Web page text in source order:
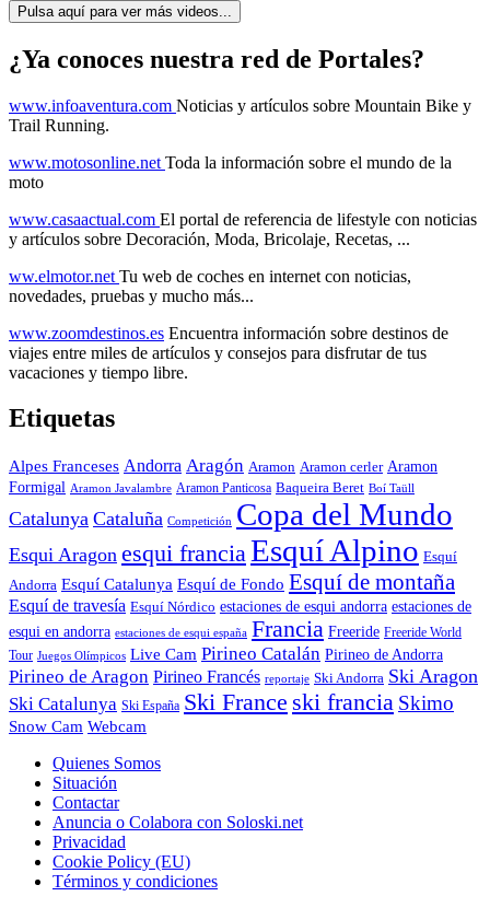
Pulsa aquí para ver más videos...
¿Ya conoces nuestra red de Portales?
www.infoaventura.com Noticias y artículos sobre Mountain Bike y
Trail Running.
www.motosonline.net Toda la información sobre el mundo de la
moto
www.casaactual.com El portal de referencia de lifestyle con noticias
y artículos sobre Decoración, Moda, Bricolaje, Recetas, ...
ww.elmotor.net Tu web de coches en internet con noticias,
novedades, pruebas y mucho más...
www.zoomdestinos.es Encuentra información sobre destinos de
viajes entre miles de artículos y consejos para disfrutar de tus
vacaciones y tiempo libre.
Etiquetas
Alpes Franceses Andorra Aragón Aramon Aramon cerler Aramon
Formigal Aramon Javalambre Aramon Panticosa Baqueira Beret Boí Taüll
Catalunya Cataluña Competición Copa del Mundo
Esqui Aragon esqui franciaEsquí Alpino Esquí
Andorra Esquí Catalunya Esquí de Fondo Esquí de montaña
Esquí de travesía Esquí Nórdico estaciones de esqui andorra estaciones de
esqui en andorra estaciones de esqui españa Francia Freeride Freeride World
Tour Juegos Olímpicos Live Cam Pirineo Catalán Pirineo de Andorra
Pirineo de Aragon Pirineo Francés reportaje Ski Andorra Ski Aragon
Ski Catalunya Ski España Ski France ski francia Skimo
Snow Cam Webcam
Quienes Somos
Situación
Contactar
Anuncia o Colabora con Soloski.net
Privacidad
Cookie Policy (EU)
Términos y condiciones